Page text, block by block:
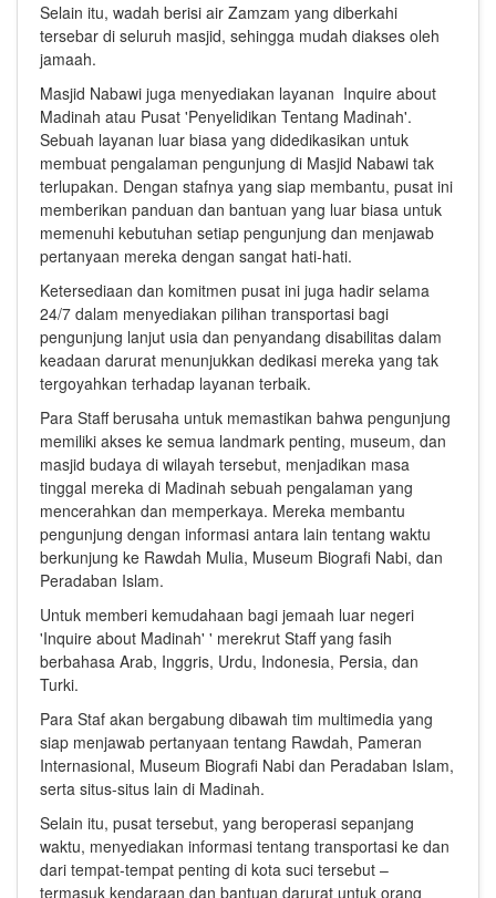
Selain itu, wadah berisi air Zamzam yang diberkahi
tersebar di seluruh masjid, sehingga mudah diakses oleh
jamaah.
Masjid Nabawi juga menyediakan layanan Inquire about
Madinah atau Pusat 'Penyelidikan Tentang Madinah'.
Sebuah layanan luar biasa yang didedikasikan untuk
membuat pengalaman pengunjung di Masjid Nabawi tak
terlupakan. Dengan stafnya yang siap membantu, pusat ini
memberikan panduan dan bantuan yang luar biasa untuk
memenuhi kebutuhan setiap pengunjung dan menjawab
pertanyaan mereka dengan sangat hati-hati.
Ketersediaan dan komitmen pusat ini juga hadir selama
24/7 dalam menyediakan pilihan transportasi bagi
pengunjung lanjut usia dan penyandang disabilitas dalam
keadaan darurat menunjukkan dedikasi mereka yang tak
tergoyahkan terhadap layanan terbaik.
Para Staff berusaha untuk memastikan bahwa pengunjung
memiliki akses ke semua landmark penting, museum, dan
masjid budaya di wilayah tersebut, menjadikan masa
tinggal mereka di Madinah sebuah pengalaman yang
mencerahkan dan memperkaya. Mereka membantu
pengunjung dengan informasi antara lain tentang waktu
berkunjung ke Rawdah Mulia, Museum Biografi Nabi, dan
Peradaban Islam.
Untuk memberi kemudahaan bagi jemaah luar negeri
'Inquire about Madinah' ' merekrut Staff yang fasih
berbahasa Arab, Inggris, Urdu, Indonesia, Persia, dan
Turki.
Para Staf akan bergabung dibawah tim multimedia yang
siap menjawab pertanyaan tentang Rawdah, Pameran
Internasional, Museum Biografi Nabi dan Peradaban Islam,
serta situs-situs lain di Madinah.
Selain itu, pusat tersebut, yang beroperasi sepanjang
waktu, menyediakan informasi tentang transportasi ke dan
dari tempat-tempat penting di kota suci tersebut –
termasuk kendaraan dan bantuan darurat untuk orang